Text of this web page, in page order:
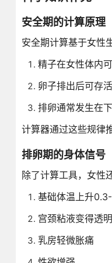
安全期的计算原理
安全期计算基于女性
精子在女性体内
卵子排出后可存
排卵通常发生在
计算器通过这些规律
排卵期的身体信号
除了计算工具，女性
基础体温上升
宫颈粘液变得透
乳房轻微胀痛